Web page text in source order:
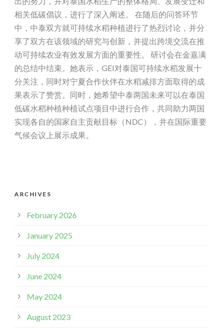
相关低碳倡议，进行了深入阐述。 在随后的问答环节
中，中泰双方就可持续水稻种植进行了热烈讨论，并分
享了双方在该领域的研究与创新，并提出跨境交流在推
动可持续农业有效发展方面的重要性。 研讨会在金嘉满
的总结中结束。她表示，GEI对泰国可持续水稻发展十
分关注，同时对宁夏合作伙伴在水稻减排方面取得的成
果表示了赞赏。同时，她希望中泰两国未来可以在泰国
低碳水稻种植种植试点项目中进行合作，共同助力两国
实现各自的国家自主贡献目标（NDC），并在国际重要
气候会议上展示成果。
ARCHIVES
February 2026
January 2025
July 2024
June 2024
May 2024
August 2023